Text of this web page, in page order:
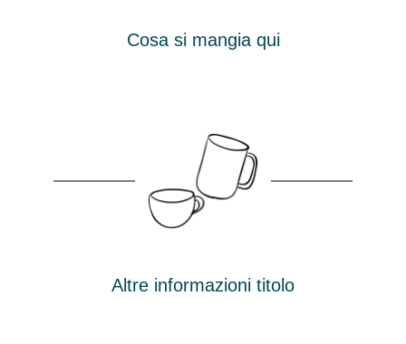
Cosa si mangia qui
Altre informazioni titolo